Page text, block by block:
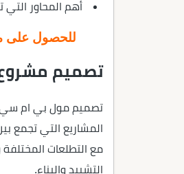
أهم المحاور
للحصول على
تصميم مشروع
تصميم مول بي ام سي
المشاريع التي تجمع
مع التطلعات المختلفة
التشييد والبناء.